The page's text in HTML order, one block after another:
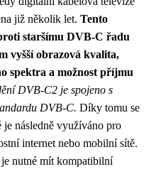
již několik let. Tento
staršímu DVB-C řadu
vyšší obrazová kvalita,
spektra a možnost příjmu
DVB-C2 je spojeno s
DVB-C. Díky tomu se
následně využíváno pro
internet nebo mobilní sítě.
nutné mít kompatibilní